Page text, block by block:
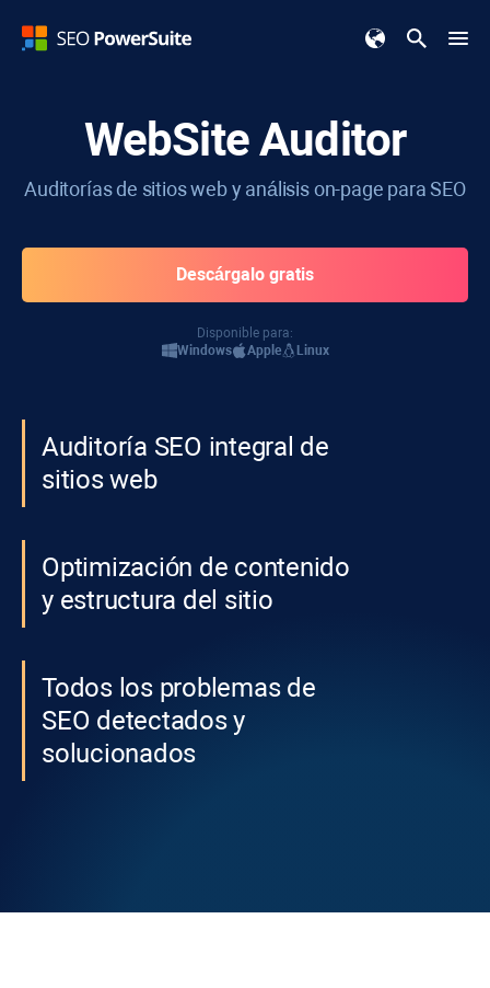
WebSite Auditor
Auditorías de sitios web y análisis on-page para SEO
Descárgalo gratis
Disponible para:
Windows
Apple Linux
Auditoría SEO integral de
sitios web
Optimización de contenido
y estructura del sitio
Todos los problemas de
SEO detectados y
solucionados